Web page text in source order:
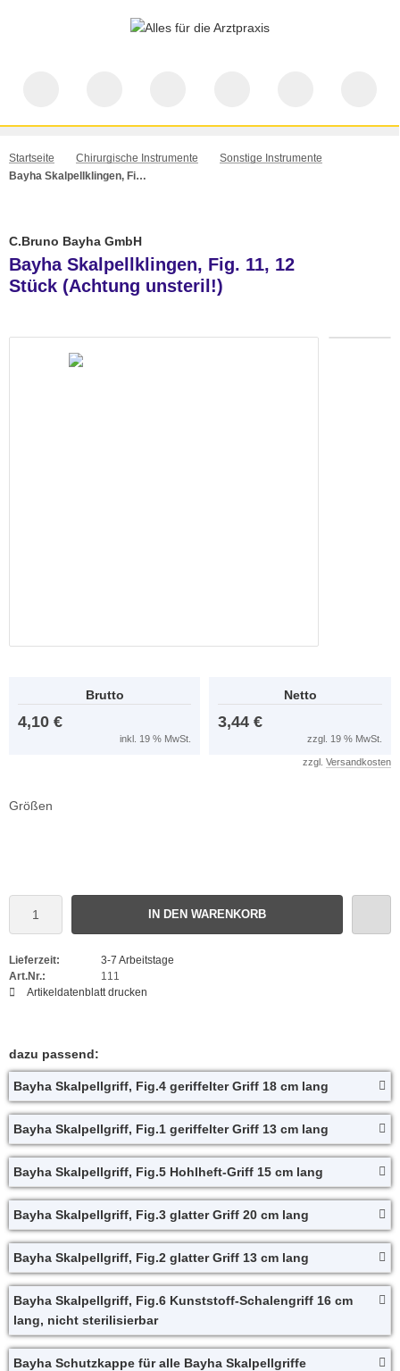
Startseite Chirurgische Instrumente
Sonstige Instrumente
Bayha Skalpellklingen, Fig. 11, 12 Stück (Achtung unsteril!)
C.Bruno Bayha GmbH
Bayha Skalpellklingen, Fig. 11, 12
Stück (Achtung unsteril!)
Brutto
4,10 €
inkl. 19 % MwSt.
Netto
3,44 €
zzgl. 19 % MwSt.
zzgl. Versandkosten
Größen
IN DEN WARENKORB
Lieferzeit:
3-7 Arbeitstage
Art.Nr.:
111
Artikeldatenblatt drucken
dazu passend:
Bayha Skalpellgriff, Fig.4 geriffelter Griff 18 cm lang
Bayha Skalpellgriff, Fig.1 geriffelter Griff 13 cm lang
Bayha Skalpellgriff, Fig.5 Hohlheft-Griff 15 cm lang
Bayha Skalpellgriff, Fig.3 glatter Griff 20 cm lang
Bayha Skalpellgriff, Fig.2 glatter Griff 13 cm lang
Bayha Skalpellgriff, Fig.6 Kunststoff-Schalengriff 16 cm
lang, nicht sterilisierbar
Bayha Schutzkappe für alle Bayha Skalpellgriffe